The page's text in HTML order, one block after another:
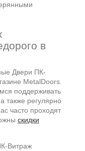
в
Двери ПК-
MetalDoors.
поддерживать
также регулярно
часто проходят
скидки
Витраж